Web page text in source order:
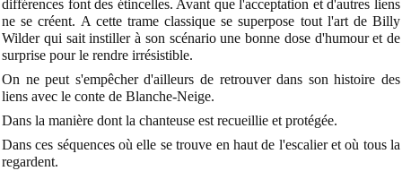
différences font des étincelles. Avant que l'acceptation et d'autres liens
ne se créent. A cette trame classique se superpose tout l'art de Billy
Wilder qui sait instiller à son scénario une bonne dose d'humour et de
surprise pour le rendre irrésistible.
On ne peut s'empêcher d'ailleurs de retrouver dans son histoire des
liens avec le conte de Blanche-Neige.
Dans la manière dont la chanteuse est recueillie et protégée.
Dans ces séquences où elle se trouve en haut de l'escalier et où tous la
regardent.